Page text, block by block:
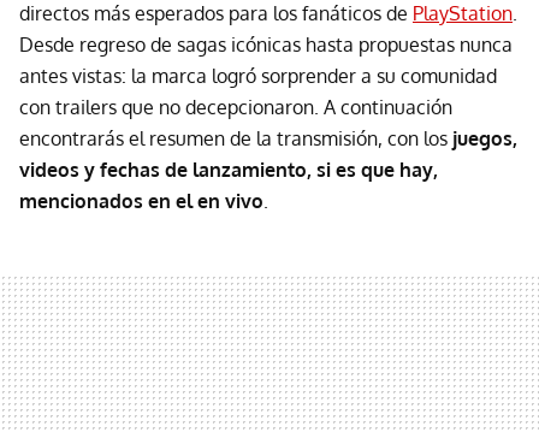
directos más esperados para los fanáticos de PlayStation.
Desde regreso de sagas icónicas hasta propuestas nunca
antes vistas: la marca logró sorprender a su comunidad
con trailers que no decepcionaron. A continuación
encontrarás el resumen de la transmisión, con los juegos,
videos y fechas de lanzamiento, si es que hay,
mencionados en el en vivo.